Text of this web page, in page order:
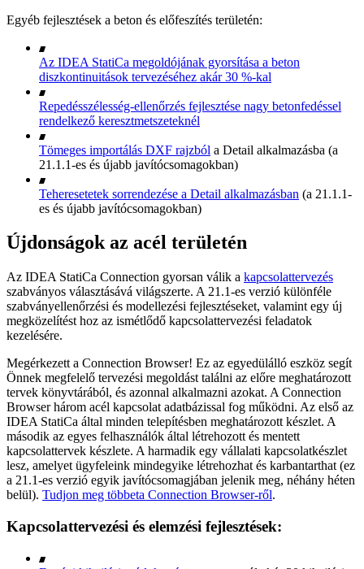
Egyéb fejlesztések a beton és előfeszítés területén:
Az IDEA StatiCa megoldójának gyorsítása a beton
diszkontinuitások tervezéséhez akár 30 %-kal
Repedésszélesség-ellenőrzés fejlesztése nagy betonfedéssel
rendelkező keresztmetszeteknél
Tömeges importálás DXF rajzból a Detail alkalmazásba (a
21.1.1-es és újabb javítócsomagokban)
Teheresetetek sorrendezése a Detail alkalmazásban (a 21.1.1-
es és újabb javítócsomagokban)
Újdonságok az acél területén
Az IDEA StatiCa Connection gyorsan válik a kapcsolattervezés
szabványos választásává világszerte. A 21.1-es verzió különféle
szabványellenőrzési és modellezési fejlesztéseket, valamint egy új
megközelítést hoz az ismétlődő kapcsolattervezési feladatok
kezelésére.
Megérkezett a Connection Browser! Ez az egyedülálló eszköz segít
Önnek megfelelő tervezési megoldást találni az előre meghatározott
tervek könyvtárából, és azonnal alkalmazni azokat. A Connection
Browser három acél kapcsolat adatbázissal fog működni. Az első az
IDEA StatiCa által minden telepítésben meghatározott készlet. A
második az egyes felhasználók által létrehozott és mentett
kapcsolattervek készlete. A harmadik egy vállalati kapcsolatkészlet
lesz, amelyet ügyfeleink mindegyike létrehozhat és karbantarthat (ez
a 21.1-es verzió egyik javítócsomagjában jelenik meg, néhány héten
belül). Tudjon meg többeta Connection Browser-ről.
Kapcsolattervezési és elemzési fejlesztések: